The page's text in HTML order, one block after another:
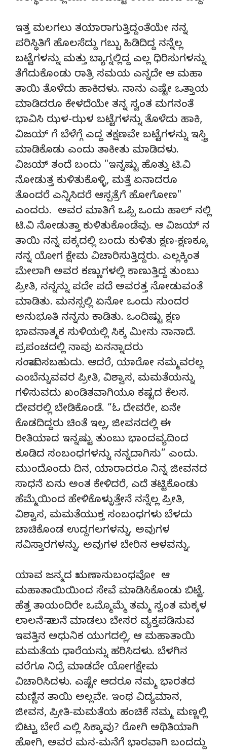
ಇತ್ತ ಮಲಗಲು ತಯಾರಾಗುತ್ತಿದ್ದಂತೆಯೇ ನನ್ನ
ಪರಿಸ್ಥಿತಿಗೆ ಹೊಲಸೆದ್ದು ಗಬ್ಬು ಹಿಡಿದಿದ್ದ ನನ್ನೆಲ್ಲ
ಬಟ್ಟೆಗಳನ್ನು ಮತ್ತು ಬ್ಯಾಗ್ನಲ್ಲಿದ್ದ ಎಲ್ಲ ಧಿರಿಸುಗಳನ್ನು
ತೆಗೆದುಕೊಂಡು ರಾತ್ರಿ ಸಮಯ ಎನ್ನದೇ ಆ ಮಹಾ
ತಾಯಿ ತೊಳೆದು ಹಾಕಿದಳು. ನಾನು ಎಷ್ಟೇ ಒತ್ತಾಯ
ಮಾಡಿದರೂ ಕೇಳದೆಯೇ ತನ್ನ ಸ್ವಂತ ಮಗನಂತೆ
ಭಾವಿಸಿ ಝಳ-ಝಳ ಬಟ್ಟೆಗಳನ್ನು ತೊಳೆದು ಹಾಕಿ,
ವಿಜಯ್ ಗೆ ಬೆಳೆಗ್ಗೆ ಎದ್ದ ತಕ್ಷಣವೇ ಬಟ್ಟೆಗಳನ್ನು ಇಸ್ತ್ರಿ
ಮಾಡಿಕೊಡು ಎಂದು ತಾಕೀತು ಮಾಡಿದಳು.
ವಿಜಯ್ ತಂದೆ ಬಂದು "ಇನ್ನಷ್ಟು ಹೊತ್ತು ಟಿ.ವಿ
ನೋಡುತ್ತ ಕುಳಿತುಕೊಳ್ಳಿ, ಮತ್ತೆ ಏನಾದರೂ
ತೊಂದರೆ ಎನ್ನಿಸಿದರೆ ಆಸ್ಪತ್ರೆಗೆ ಹೋಗೋಣ"
ಎಂದರು. ಅವರ ಮಾತಿಗೆ ಒಪ್ಪಿ ಒಂದು ಹಾಲ್ ನಲ್ಲಿ
ಟಿ.ವಿ ನೋಡುತ್ತಾ ಕುಳಿತುಕೊಂಡೆವು. ಆ ವಿಜಯ್ ನ
ತಾಯಿ ನನ್ನ ಪಕ್ಕದಲ್ಲಿ ಬಂದು ಕುಳಿತು ಕ್ಷಣ-ಕ್ಷಣಕ್ಕೂ
ನನ್ನ ಯೋಗ ಕ್ಷೇಮ ವಿಚಾರಿಸುತ್ತಿದ್ದರು. ಎಲ್ಲಕ್ಕಿಂತ
ಮೇಲಾಗಿ ಅವರ ಕಣ್ಣುಗಳಲ್ಲಿ ಕಾಣುತ್ತಿದ್ದ ತುಂಬು
ಪ್ರೀತಿ, ನನ್ನನ್ನು ಪದೇ ಪದೆ ಅವರತ್ತ ನೋಡುವಂತೆ
ಮಾಡಿತು. ಮನಸ್ಸಲ್ಲಿ ಏನೋ ಒಂದು ಸುಂದರ
ಅನುಭೂತಿ ನನ್ನನು ಕಾಡಿತು. ಒಂದಿಷ್ಟು ಕ್ಷಣ
ಭಾವನಾತ್ಮಕ ಸುಳಿಯಲ್ಲಿ ಸಿಕ್ಕ ಮೀನು ನಾನಾದೆ.
ಪ್ರಪಂಚದಲ್ಲಿ ನಾವು ಏನನ್ನಾದರು
ಸಂಪಾದಿಸಬಹುದು. ಆದರೆ, ಯಾರೋ ನಮ್ಮವರಲ್ಲ
ಎಂಬೆನ್ನುವವರ ಪ್ರೀತಿ, ವಿಶ್ವಾಸ, ಮಮತೆಯನ್ನು
ಗಳಿಸುವದು ಖಂಡಿತವಾಗಿಯೂ ಕಷ್ಟದ ಕೆಲಸ.
ದೇವರಲ್ಲಿ ಬೇಡಿಕೊಂಡೆ. “ಓ ದೇವರೇ, ಏನೇ
ಕೊಡದಿದ್ದರು ಚಿಂತೆ ಇಲ್ಲ, ಜೀವನದಲ್ಲಿ ಈ
ರೀತಿಯಾದ ಇನ್ನಷ್ಟು ತುಂಬು ಭಾಂದವ್ಯದಿಂದ
ಕೂಡಿದ ಸಂಬಂಧಗಳನ್ನು ನನ್ನದಾಗಿಸು” ಎಂದು.
ಮುಂದೊಂದು ದಿನ, ಯಾರಾದರೂ ನಿನ್ನ ಜೀವನದ
ಸಾಧನೆ ಏನು ಅಂತ ಕೇಳಿದರೆ, ಎದೆ ತಟ್ಟಿಕೊಂಡು
ಹೆಮ್ಮೆಯಿಂದ ಹೇಳಿಕೊಳ್ಳುತ್ತೇನೆ ನನ್ನೆಲ್ಲ ಪ್ರೀತಿ,
ವಿಶ್ವಾಸ, ಮಮತೆಯುಕ್ತ ಸಂಬಂಧಗಳು ಬೆಳದು
ಚಾಚಿಕೊಂಡ ಉದ್ದಗಲಗಳನ್ನು. ಅವುಗಳ
ಸವಿಸ್ತಾರಗಳನ್ನು. ಅವುಗಳ ಬೇರಿನ ಆಳವನ್ನು.
ಯಾವ ಜನ್ಮದ ಋಣಾನುಬಂಧವೋ ಆ
ಮಹಾತಾಯಿಯಿಂದ ಸೇವೆ ಮಾಡಿಸಿಕೊಂಡು ಬಿಟ್ಟೆ.
ಹೆತ್ತ ತಾಯಂದಿರೇ ಒಮ್ಮೊಮ್ಮೆ ತಮ್ಮ ಸ್ವಂತ ಮಕ್ಕಳ
ಲಾಲನೆ-ಪಾಲನೆ ಮಾಡಲು ಬೇಸರ ವ್ಯಕ್ತಪಡಿಸುವ
ಇವತ್ತಿನ ಅಧುನಿಕ ಯುಗದಲ್ಲಿ, ಆ ಮಹಾತಾಯಿ
ಮಮತೆಯ ಧಾರೆಯನ್ನು ಹರಿಸಿದಳು. ಬೆಳಗಿನ
ವರೆಗೂ ನಿದ್ರೆ ಮಾಡದೇ ಯೋಗಕ್ಷೇಮ
ವಿಚಾರಿಸಿದಳು. ಎಷ್ಟೇ ಆದರೂ ನಮ್ಮ ಭಾರತದ
ಮಣ್ಣಿನ ತಾಯಿ ಅಲ್ಲವೇ. ಇಂಥ ವಿದ್ಯಮಾನ,
ಜೀವನ, ಪ್ರೀತಿ-ಮಮತೆಯ ಹಂಚಿಕೆ ನಮ್ಮ ಮಣ್ಣಲ್ಲಿ
ಬಿಟ್ಟು ಬೇರೆ ಎಲ್ಲಿ ಸಿಕ್ಕಾವು? ರೋಗಿ ಅಥಿತಿಯಾಗಿ
ಹೋಗಿ, ಅವರ ಮನ-ಮನೆಗೆ ಭಾರವಾಗಿ ಬಂದದ್ದು